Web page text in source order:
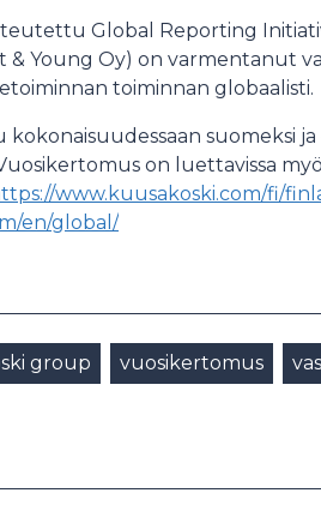
Global Reporting
& Young Oy) on varmentanut
toiminnan globaalisti.
suomeksi ja
on luettavissa
www.kuusakoski.com/fi/
en/global/
group vuosikertomus